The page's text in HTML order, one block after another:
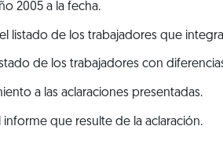
2005 a la fecha.
el listado de los trabajadores que
de los trabajadores con
a las aclaraciones presentadas.
que resulte de la aclaración.